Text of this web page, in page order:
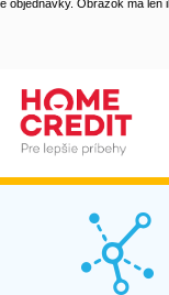
objednávky. Obrázok má len